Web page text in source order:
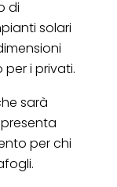
di
solari
i privati.
sarà
per chi